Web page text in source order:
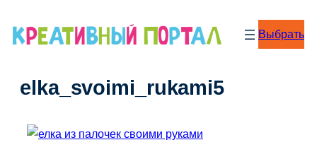
Выбрать
elka_svoimi_rukami5